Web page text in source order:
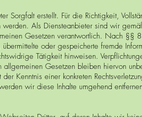
Sorgfalt erstellt. Für die Richtigkeit,
werden. Als Diensteanbieter sind wir
Gesetzen verantwortlich. Nach §§
oder gespeicherte fremde
Tätigkeit hinweisen.
Gesetzen bleiben hiervon
Kenntnis einer konkreten
wir diese Inhalte umgehend